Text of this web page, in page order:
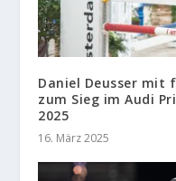
Daniel Deusser mit
zum Sieg im Audi
2025
16. März 2025